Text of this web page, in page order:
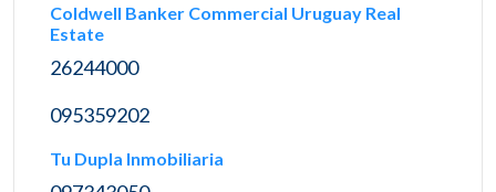
Coldwell Banker Commercial Uruguay Real
Estate
26244000
095359202
Tu Dupla Inmobiliaria